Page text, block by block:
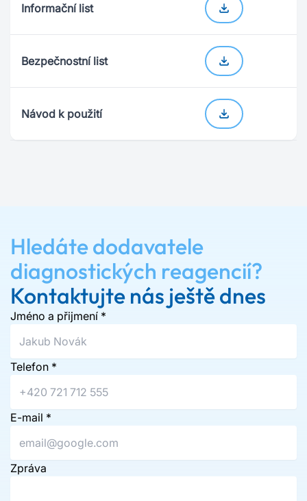
Informační list
Bezpečnostní list
Návod k použití
Hledáte dodavatele
diagnostických reagencií?
Kontaktujte nás ještě dnes
Jméno a přijmení *
Telefon *
E-mail *
Zpráva